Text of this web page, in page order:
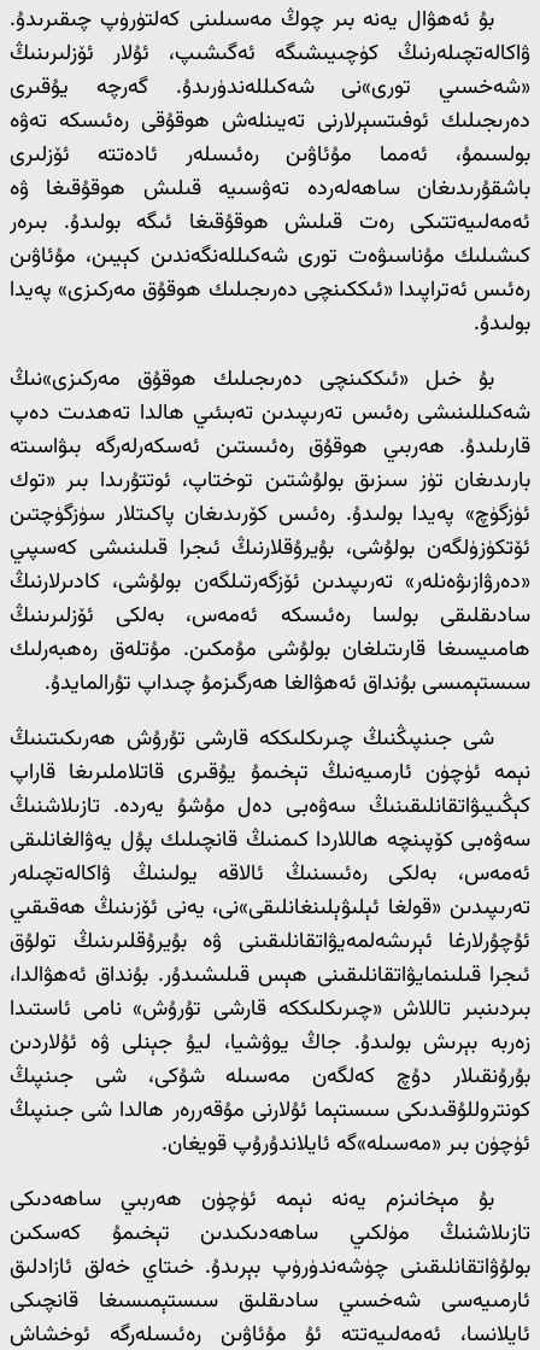
بۇ ئەھۋال يەنە بىر چوڭ مەسىلىنى كەلتۈرۈپ چىقىرىدۇ.
ۋاكالەتچىلەرنىڭ كۈچىيىشىگە ئەگىشىپ، ئۇلار ئۆزلىرىنىڭ
«شەخسىي تورى»نى شەكىللەندۈرىدۇ. گەرچە يۇقىرى
دەرىجىلىك ئوفىتسېرلارنى تەيىنلەش ھوقۇقى رەئىسكە تەۋە
بولسىمۇ، ئەمما مۇئاۋىن رەئىسلەر ئادەتتە ئۆزلىرى
باشقۇرىدىغان ساھەلەردە تەۋسىيە قىلىش ھوقۇقىغا ۋە
ئەمەلىيەتتىكى رەت قىلىش ھوقۇقىغا ئىگە بولىدۇ. بىرەر
كىشىلىك مۇناسىۋەت تورى شەكىللەنگەندىن كېيىن، مۇئاۋىن
رەئىس ئەتراپىدا «ئىككىنچى دەرىجىلىك ھوقۇق مەركىزى» پەيدا
بولىدۇ.
بۇ خىل «ئىككىنچى دەرىجىلىك ھوقۇق مەركىزى»نىڭ
شەكىللىنىشى رەئىس تەرىپىدىن تەبىئىي ھالدا تەھدىت دەپ
قارىلىدۇ. ھەربىي ھوقۇق رەئىستىن ئەسكەرلەرگە بىۋاسىتە
بارىدىغان تۈز سىزىق بولۇشتىن توختاپ، ئوتتۇرىدا بىر «توك
ئۈزگۈچ» پەيدا بولىدۇ. رەئىس كۆرىدىغان پاكىتلار سۈزگۈچتىن
ئۆتكۈزۈلگەن بولۇشى، بۇيرۇقلارنىڭ ئىجرا قىلىنىشى كەسپىي
«دەرۋازىۋەنلەر» تەرىپىدىن ئۆزگەرتىلگەن بولۇشى، كادىرلارنىڭ
سادىقلىقى بولسا رەئىسكە ئەمەس، بەلكى ئۆزلىرىنىڭ
ھامىيسىغا قارىتىلغان بولۇشى مۇمكىن. مۇتلەق رەھبەرلىك
سىستېمىسى بۇنداق ئەھۋالغا ھەرگىزمۇ چىداپ تۇرالمايدۇ.
شى جىنپىڭنىڭ چىرىكلىككە قارشى تۇرۇش ھەرىكىتىنىڭ
نېمە ئۈچۈن ئارمىيەنىڭ تېخىمۇ يۇقىرى قاتلاملىرىغا قاراپ
كېڭىيىۋاتقانلىقىنىڭ سەۋەبى دەل مۇشۇ يەردە. تازىلاشنىڭ
سەۋەبى كۆپىنچە ھاللاردا كىمنىڭ قانچىلىك پۇل يەۋالغانلىقى
ئەمەس، بەلكى رەئىسنىڭ ئالاقە يولىنىڭ ۋاكالەتچىلەر
تەرىپىدىن «قولغا ئېلىۋېلىنغانلىقى»نى، يەنى ئۆزىنىڭ ھەقىقىي
ئۇچۇرلارغا ئېرىشەلمەيۋاتقانلىقىنى ۋە بۇيرۇقلىرىنىڭ تولۇق
ئىجرا قىلىنمايۋاتقانلىقىنى ھېس قىلىشىدۇر. بۇنداق ئەھۋالدا،
بىردىنبىر تاللاش «چىرىكلىككە قارشى تۇرۇش» نامى ئاستىدا
زەربە بېرىش بولىدۇ. جاڭ يوۋشيا، ليۇ جېنلى ۋە ئۇلاردىن
بۇرۇنقىلار دۇچ كەلگەن مەسىلە شۇكى، شى جىنپىڭ
كونتروللۇقىدىكى سىستېما ئۇلارنى مۇقەررەر ھالدا شى جىنپىڭ
ئۈچۈن بىر «مەسىلە»گە ئايلاندۇرۇپ قويغان.
بۇ مېخانىزم يەنە نېمە ئۈچۈن ھەربىي ساھەدىكى
تازىلاشنىڭ مۈلكىي ساھەدىكىدىن تېخىمۇ كەسكىن
بولۇۋاتقانلىقىنى چۈشەندۈرۈپ بېرىدۇ. خىتاي خەلق ئازادلىق
ئارمىيەسى شەخسىي سادىقلىق سىستېمىسىغا قانچىكى
ئايلانسا، ئەمەلىيەتتە ئۇ مۇئاۋىن رەئىسلەرگە ئوخشاش